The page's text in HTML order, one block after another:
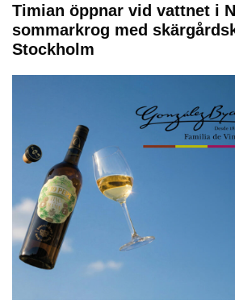
Timian öppnar vid vattnet i
sommarkrog med
Stockholm